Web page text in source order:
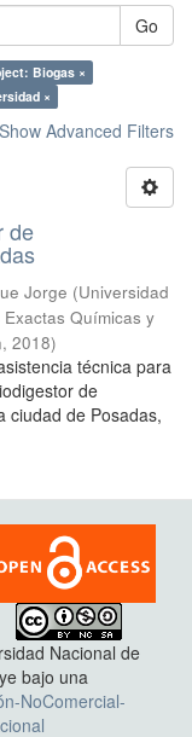
Go
Biogas ×
×
Show Advanced Filters
de
Jorge (Universidad
Químicas y
, 2018)
técnica para
de
ciudad de Posadas,
Nacional de
bajo una
NoComercial-